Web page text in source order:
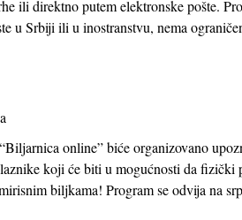
ili direktno putem elektronske pošte.
u Srbiji ili u inostranstvu, nema
online” biće organizovano
koji će biti u mogućnosti da
biljkama! Program se odvija na